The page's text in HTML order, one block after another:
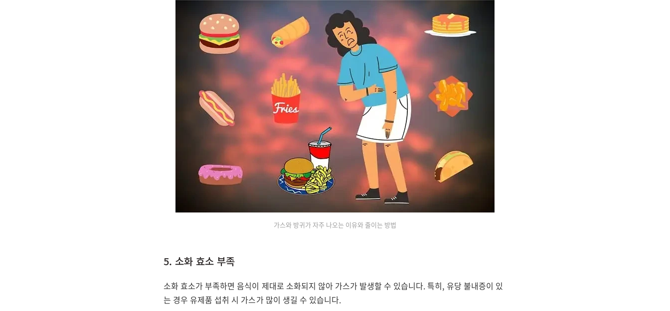
가스와 방귀가 자주 나오는 이유와 줄이는 방법
5. 소화 효소 부족
소화 효소가 부족하면 음식이 제대로 소화되지 않아 가스가 발생할 수 있습니다. 특히, 유당 불내증이 있
는 경우 유제품 섭취 시 가스가 많이 생길 수 있습니다.